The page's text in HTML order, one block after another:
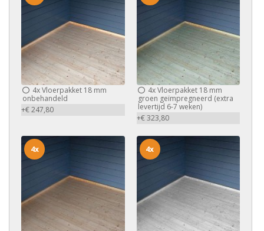
4xVloerpakket 18 mm
onbehandeld
+€ 247,80
4xVloerpakket 18 mm
groen geïmpregneerd (extra
levertijd 6-7 weken)
+€ 323,80
4x 4x